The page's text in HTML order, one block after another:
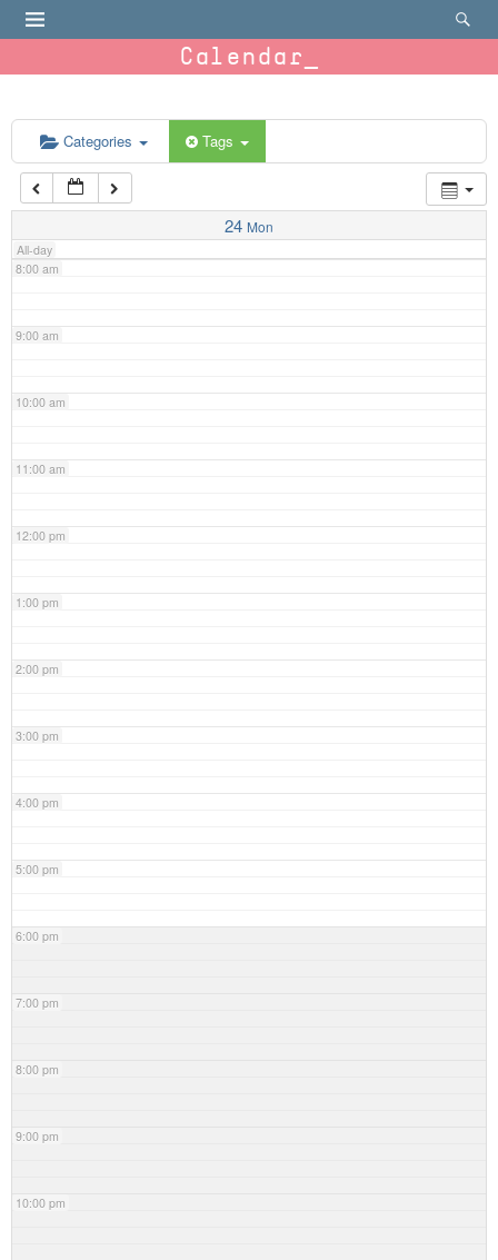
Calendar
Categories Tags
24 Mon
All-day
6:00 am
7:00 am
8:00 am
9:00 am
10:00 am
11:00 am
12:00 pm
1:00 pm
2:00 pm
3:00 pm
4:00 pm
5:00 pm
6:00 pm
7:00 pm
8:00 pm
9:00 pm
10:00 pm